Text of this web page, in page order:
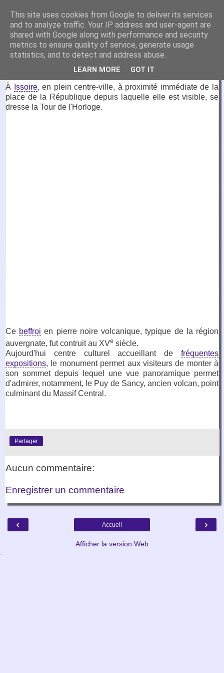
VirtuaFrance
Visitez la France depuis votre fauteuil.
2 janvier 2023
Tour de l'Horloge, Issoire
À Issoire, en plein centre-ville, à proximité immédiate de la
place de la République depuis laquelle elle est visible, se
dresse la Tour de l'Horloge.
Ce beffroi en pierre noire volcanique, typique de la région
auvergnate, fut contruit au XVe siècle.
Aujourd'hui centre culturel accueillant de fréquentes
expositions, le monument permet aux visiteurs de monter à
son sommet depuis lequel une vue panoramique permet
d'admirer, notamment, le Puy de Sancy, ancien volcan, point
culminant du Massif Central.
Partager
Aucun commentaire:
Enregistrer un commentaire
‹ ›
Accueil
Afficher la version Web
This site uses cookies from Google to deliver its services
and to analyze traffic. Your IP address and user-agent are
shared with Google along with performance and security
metrics to ensure quality of service, generate usage
statistics, and to detect and address abuse.
LEARN MORE GOT IT